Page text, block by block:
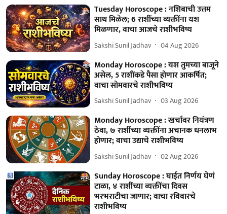
Tuesday Horoscope : नशिबाची उत्तम
साथ मिळेल; 6 राशींच्या व्यक्तींना यश
मिळणार, वाचा आजचे राशीभविष्य
Sakshi Sunil Jadhav 04 Aug 2026
Monday Horoscope : यश तुमच्या बाजूने
असेल, 5 राशींकडे पैसा होणार आकर्षित;
वाचा सोमवारचे राशीभविष्य
Sakshi Sunil Jadhav 03 Aug 2026
Monday Horoscope : खर्चावर नियंत्रण
ठेवा, ७ राशींच्या व्यक्तींना अचानक धनलाभ
होणार; वाचा उद्याचे राशीभविष्य
Sakshi Sunil Jadhav 02 Aug 2026
Sunday Horoscope : घाईत निर्णय घेणं
टाळा, ४ राशींच्या व्यक्तींचा दिवस
भरभराटीचा जाणार; वाचा रविवारचे
राशीभविष्य